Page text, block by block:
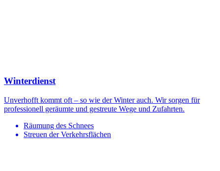
Winterdienst
Unverhofft kommt oft – so wie der Winter auch. Wir sorgen für
professionell geräumte und gestreute Wege und Zufahrten.
Räumung des Schnees
Streuen der Verkehrsflächen